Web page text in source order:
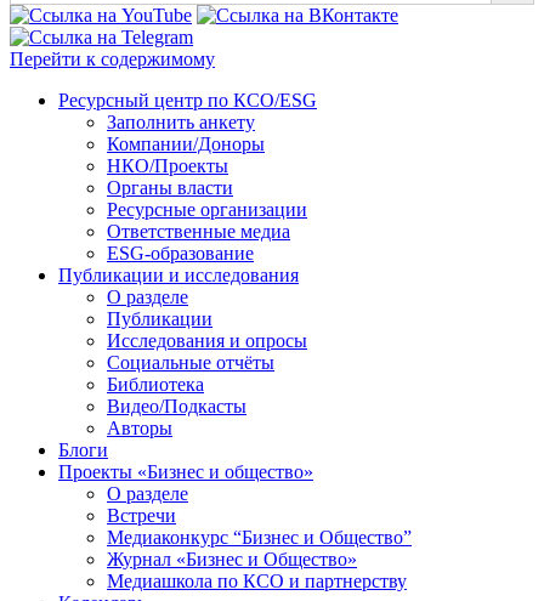
Перейти к содержимому
Ресурсный центр по КСО/ESG
Заполнить анкету
Компании/Доноры
НКО/Проекты
Органы власти
Ресурсные организации
Ответственные медиа
ESG-образование
Публикации и исследования
О разделе
Публикации
Исследования и опросы
Социальные отчёты
Библиотека
Видео/Подкасты
Авторы
Блоги
Проекты «Бизнес и общество»
О разделе
Встречи
Медиаконкурс “Бизнес и Общество”
Журнал «Бизнес и Общество»
Медиашкола по КСО и партнерству